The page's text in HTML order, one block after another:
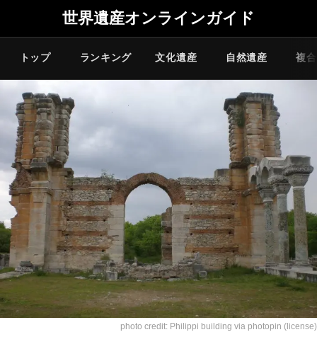
世界遺産オンラインガイド
トップ ランキング 文化遺産 自然遺産 複
photo credit: Philippi building via photopin (license)